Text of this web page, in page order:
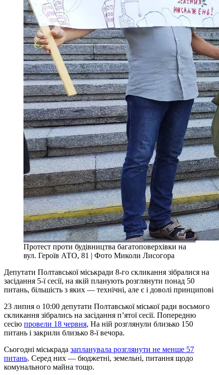
Протест проти будівництва багатоповерхівки на
вул. Героїв АТО, 81 | Фото Миколи Лисогора
Депутати Полтавської міськради 8-го скликання зібралися на
засідання 5-ї сесії, на якій планують розглянути понад 50
питань, більшість з яких — технічні, але є і доволі принципові
23 липня о 10:00 депутати Полтавської міської ради восьмого
скликання зібрались на засідання п’ятої сесії. Попередню
сесію провели 18 червня, На ній розглянули близько 150
питань і закрили близько 8-ї вечора.
Сьогодні міськрада запланувала розглянути не менше 57
питань. Серед них — бюджетні, земельні, питання щодо
комунального майна тощо.